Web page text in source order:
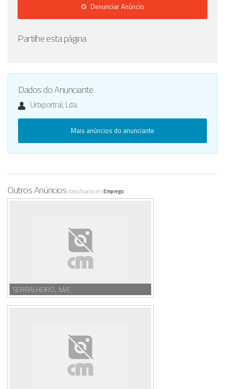
Denunciar Anúncio
Partilhe esta página
Dados do Anunciante
Urbiportral, Lda.
Mais anúncios do anunciante
Outros Anúncios classificados emEmprego
SERRALHEIRO, M/F,